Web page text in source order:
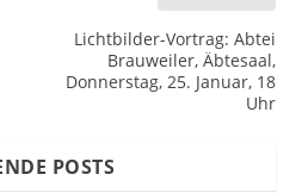
Lichtbilder-Vortrag: Abtei
Brauweiler, Äbtesaal,
Donnerstag, 25. Januar, 18
Uhr
POSTS